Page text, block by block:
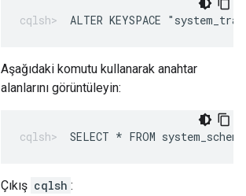
ALTER KEYSPACE
Aşağıdaki komutu kullanarak anahtar
alanlarını görüntüleyin:
SELECT * FROM
Çıkış cqlsh :